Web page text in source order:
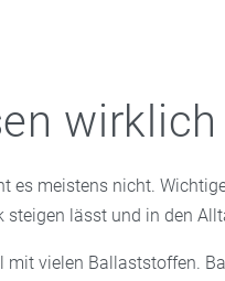
es meistens nicht.
lässt und in den
mit vielen Ballaststoffen.